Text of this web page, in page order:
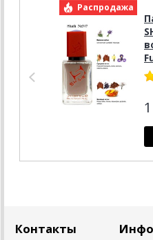
Распродажа
мл
Контакты